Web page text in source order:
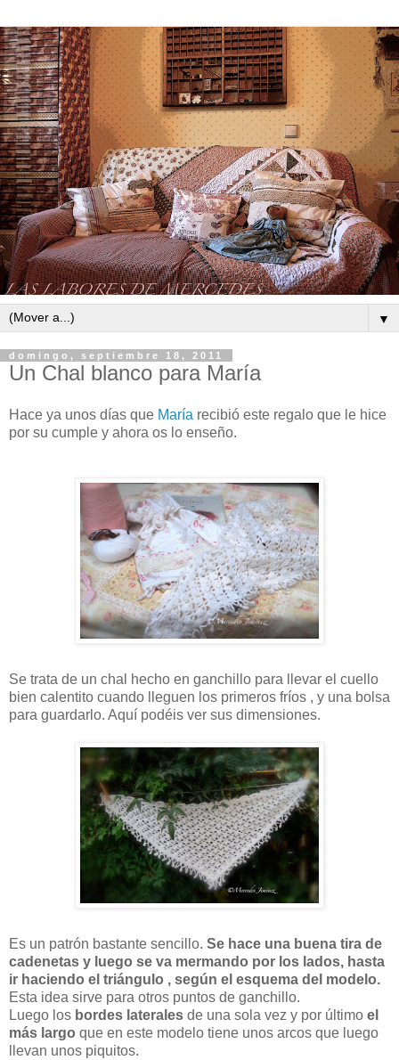
▼
domingo, septiembre 18, 2011
Un Chal blanco para María
Hace ya unos días que María recibió este regalo que le hice
por su cumple y ahora os lo enseño.
Se trata de un chal hecho en ganchillo para llevar el cuello
bien calentito cuando lleguen los primeros fríos , y una bolsa
para guardarlo. Aquí podéis ver sus dimensiones.
Es un patrón bastante sencillo. Se hace una buena tira de
cadenetas y luego se va mermando por los lados, hasta
ir haciendo el triángulo , según el esquema del modelo.
Esta idea sirve para otros puntos de ganchillo.
Luego los bordes laterales de una sola vez y por último el
más largo que en este modelo tiene unos arcos que luego
llevan unos piquitos.